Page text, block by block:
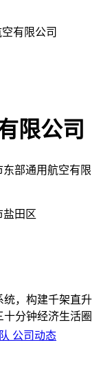
有限公司
限公司
东部通用航空有限
盐田区
统，构建千架直升
分钟经济生活圈
公司动态